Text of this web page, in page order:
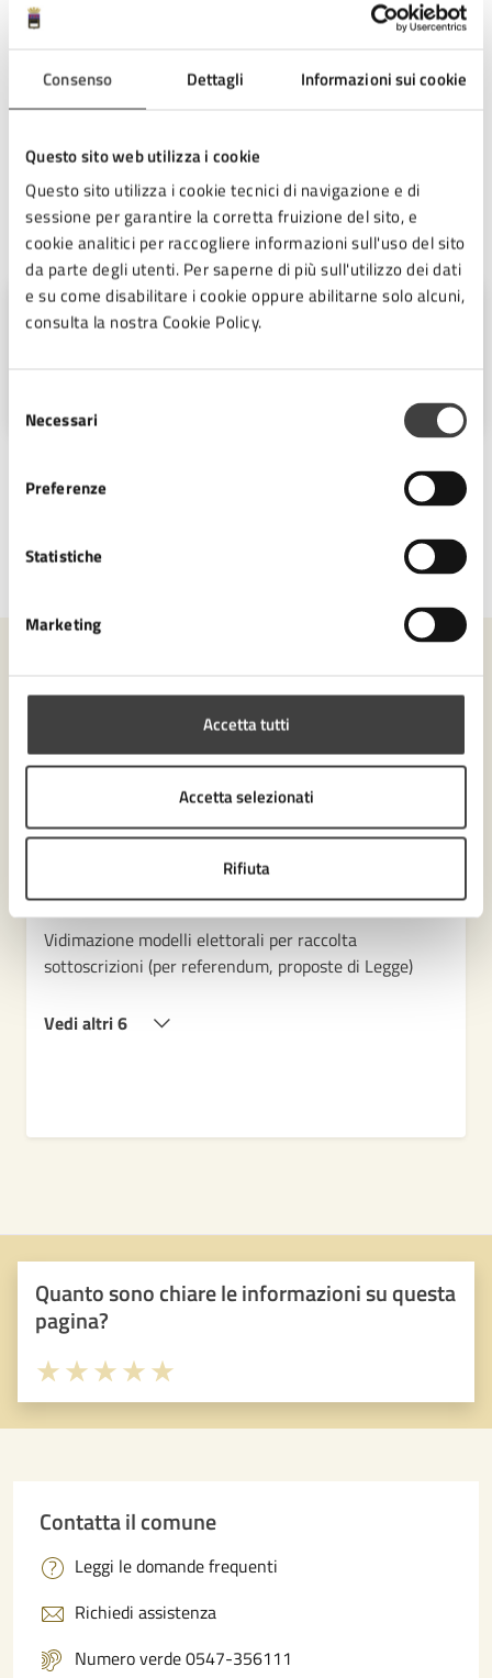
Consenso Dettagli Informazioni sui cookie
Questo sito web utilizza i cookie
Questo sito utilizza i cookie tecnici di navigazione e di
sessione per garantire la corretta fruizione del sito, e
cookie analitici per raccogliere informazioni sull'uso del sito
da parte degli utenti. Per saperne di più sull'utilizzo dei dati
e su come disabilitare i cookie oppure abilitarne solo alcuni,
consulta la nostra Cookie Policy.
delNecessari
Preferenze
Statistiche
Marketing
Accetta tutti
Accetta selezionati
Rifiuta
Come prescritto dalla normativa vigente, è a cura degli
elettori verificare che la comunicazione di opzione
proprio Ufficio Consolare. La scelta di votare in Italia può
essere revocata con una comunicazione scritta da
modalità ed entro il 24 gennaio 2026.
A cura di
Ufficio Stampa
Contenuti correlati
Servizi
Informazioni e orientamento in materia legale
Indirizzi sezioni elettorali del Comune di Cesena
Giudici Popolari - Iscrizione all’albo
Vidimazione modelli elettorali per raccolta
sottoscrizioni (per referendum, proposte di Legge)
Vedi altri 6
Quanto sono chiare le informazioni su questa
pagina?
Valuta 5 stelle su 5
Valuta 4 stelle su 5
Valuta 3 stelle su 5
Valuta 2 stelle su 5
Valuta 1 stelle su 5
Contatta il comune
Leggi le domande frequenti
Richiedi assistenza
Numero verde 0547-356111